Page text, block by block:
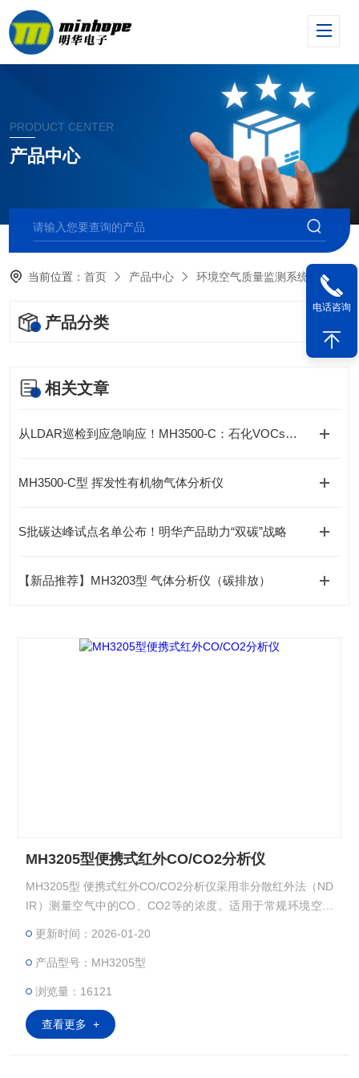
PRODUCT CENTER
产品中心
当前位置：首页 产品中心 环境空气质量监测系统
产品分类
相关文章
从LDAR巡检到应急响应！MH3500-C：石化VOCs检测的 “全能特种兵”
MH3500-C型 挥发性有机物气体分析仪
S批碳达峰试点名单公布！明华产品助力“双碳”战略
【新品推荐】MH3203型 气体分析仪（碳排放）
MH3205型便携式红外CO/CO2分析仪
MH3205型 便携式红外CO/CO2分析仪采用非分散红外法（ND
IR）测量空气中的CO、CO2等的浓度。适用于常规环境空气
浓度测量。
更新时间：2026-01-20
产品型号：MH3205型
浏览量：16121
查看更多 +
电话咨询